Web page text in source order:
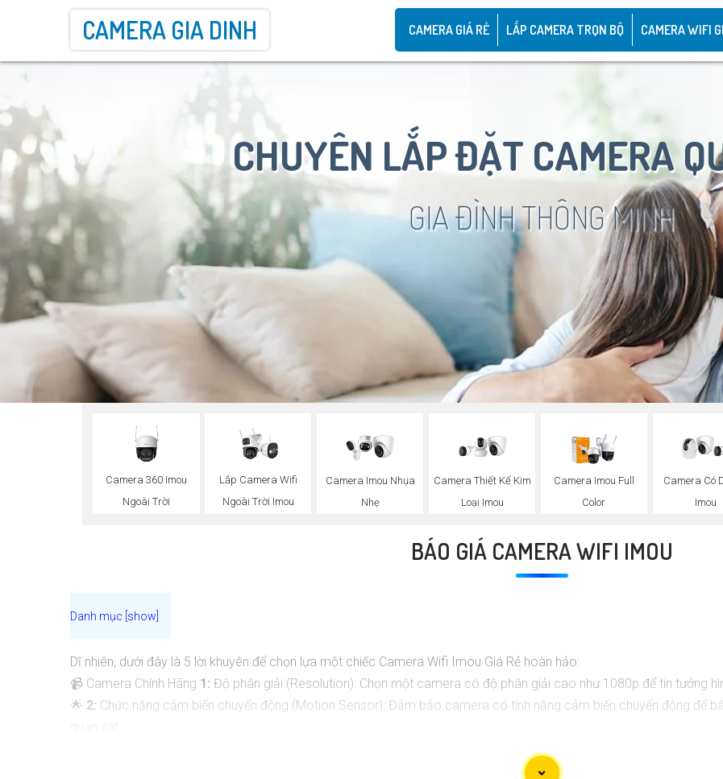
CAMERA GIA DINH CAMERA GIÁ RẺ LẮP CAMERA TRỌN BỘ CAMERA WIFI
CHUYÊN LẮP ĐẶT CAMERA
GIA ĐÌNH THÔNG MINH
Camera 360 Imou
Ngoài Trời
Lắp Camera Wifi
Ngoài Trời Imou
Camera Imou Nhụa
Nhẹ
Camera Thiết Kế Kim
Loại Imou
Camera Imou Full
Color
Camera Có
Imou
BÁO GIÁ CAMERA WIFI IMOU
Dĩ nhiên, dưới đây là 5 lời khuyên để chọn lựa một chiếc Camera Wifi Imou Giá Rẻ hoàn hảo:
📹 Camera Chính Hãng 1: Độ phân giải (Resolution): Chọn một camera có độ phân giải cao như 1080p để tin tưởng
🌟 2: Chức năng cảm biến chuyển động (Motion Sensor): Đảm bảo camera có tính năng cảm biến chuyển động để
Tính năng lưu trữ (Storage): Lựa chọn camera có tính năng lưu trữ video trực tiếp trên thẻ nhớ hoặc trên đám mây